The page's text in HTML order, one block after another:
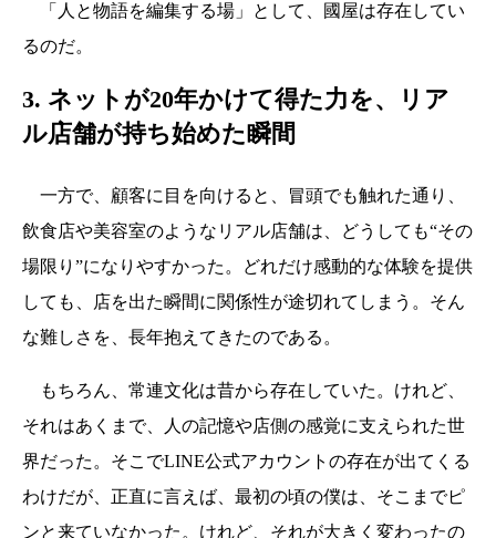
「人と物語を編集する場」として、國屋は存在してい
るのだ。
3. ネットが20年かけて得た力を、リア
ル店舗が持ち始めた瞬間
一方で、顧客に目を向けると、冒頭でも触れた通り、
飲食店や美容室のようなリアル店舗は、どうしても“その
場限り”になりやすかった。どれだけ感動的な体験を提供
しても、店を出た瞬間に関係性が途切れてしまう。そん
な難しさを、長年抱えてきたのである。
もちろん、常連文化は昔から存在していた。けれど、
それはあくまで、人の記憶や店側の感覚に支えられた世
界だった。そこでLINE公式アカウントの存在が出てくる
わけだが、正直に言えば、最初の頃の僕は、そこまでピ
ンと来ていなかった。けれど、それが大きく変わったの